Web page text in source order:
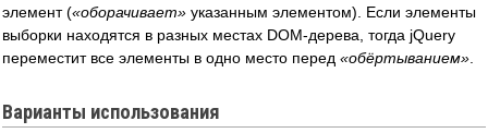
элемент ( оборачивает
указанным элементом). Если элементы
выборки находятся в разных местах DOM-дерева, тогда jQuery
переместит все элементы в одно место перед
обёртыванием .
Варианты использования